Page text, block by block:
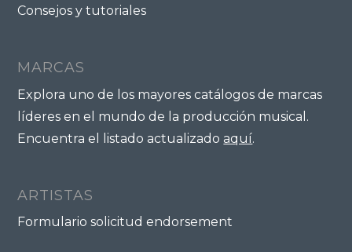
Consejos y tutoriales
MARCAS
Explora uno de los mayores catálogos de marcas
líderes en el mundo de la producción musical.
Encuentra el listado actualizadoaquí.
ARTISTAS
Formulario solicitud endorsement